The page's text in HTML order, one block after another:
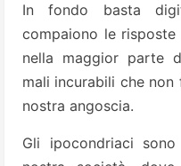
In fondo basta
compaiono le
nella maggior parte
mali incurabili che
nostra angoscia.
Gli ipocondriaci